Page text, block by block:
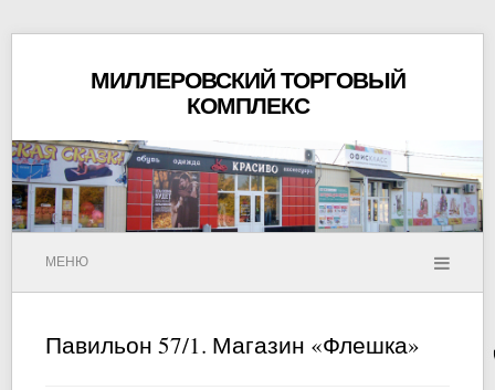
МИЛЛЕРОВСКИЙ ТОРГОВЫЙ
КОМПЛЕКС
МЕНЮ
Павильон 57/1. Магазин «Флешка»